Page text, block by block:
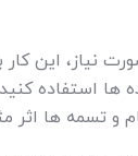
نیاز، این کار
استفاده
و تسمه ها